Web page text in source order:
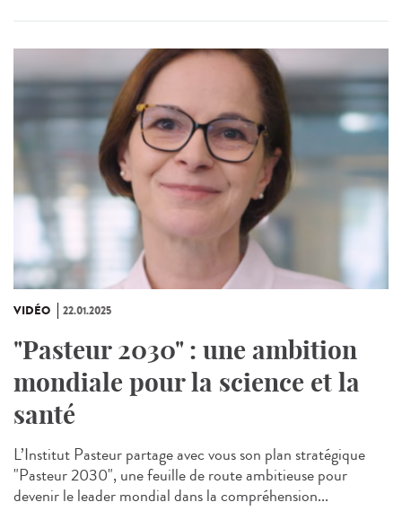
VIDÉO 22.01.2025
"Pasteur 2030" : une ambition
mondiale pour la science et la
santé
L’Institut Pasteur partage avec vous son plan stratégique
"Pasteur 2030", une feuille de route ambitieuse pour
devenir le leader mondial dans la compréhension...